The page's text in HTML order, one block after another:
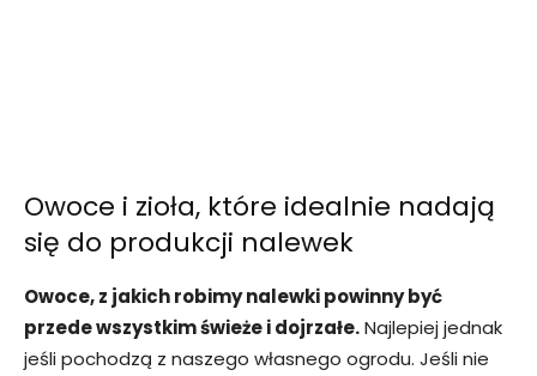
Owoce i zioła, które idealnie nadają
się do produkcji nalewek
Owoce, z jakich robimy nalewki powinny być
przede wszystkim świeże i dojrzałe.Najlepiej jednak
jeśli pochodzą z naszego własnego ogrodu. Jeśli nie